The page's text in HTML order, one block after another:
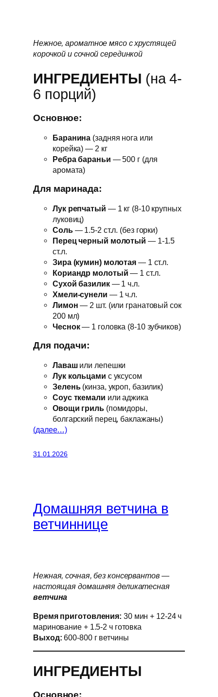
Нежное, ароматное мясо с хрустящей
корочкой и сочной серединкой
ИНГРЕДИЕНТЫ (на 4-
6 порций)
Основное:
Баранина (задняя нога или
корейка) — 2 кг
Ребра бараньи — 500 г (для
аромата)
Для маринада:
Лук репчатый — 1 кг (8-10 крупных
луковиц)
Соль— 1.5-2 ст.л. (без горки)
Перец черный молотый — 1-1.5
ст.л.
Зира (кумин) молотая — 1 ст.л.
Кориандр молотый — 1 ст.л.
Сухой базилик— 1 ч.л.
Хмели-сунели — 1 ч.л.
Лимон — 2 шт. (или гранатовый сок
200 мл)
Чеснок— 1 головка (8-10 зубчиков)
Для подачи:
Лавашили лепешки
Лук кольцами с уксусом
Зелень(кинза, укроп, базилик)
Соус ткемали или аджика
Овощи гриль(помидоры,
болгарский перец, баклажаны)
(далее…)
31.01.2026
Домашняя ветчина в
ветчиннице
Нежная, сочная, без консервантов —
настоящая домашняя деликатесная
ветчина
Время приготовления: 30 мин + 12-24 ч
маринование + 1.5-2 ч готовка
Выход: 600-800 г ветчины
ИНГРЕДИЕНТЫ
Основное: